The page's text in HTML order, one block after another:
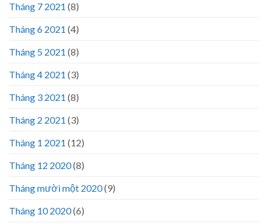
Tháng 7 2021 (8)
Tháng 6 2021 (4)
Tháng 5 2021 (8)
Tháng 4 2021 (3)
Tháng 3 2021 (8)
Tháng 2 2021 (3)
Tháng 1 2021 (12)
Tháng 12 2020(8)
Tháng mười một 2020(9)
Tháng 10 2020(6)